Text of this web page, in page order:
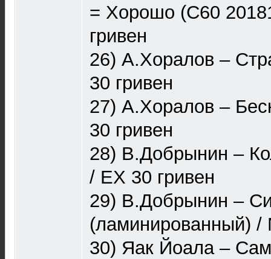
= Хорошо (С60
гривен
26) А.Хоралов –
30 гривен
27) А.Хоралов –
30 гривен
28) В.Добрынин –
/ EX 30 гривен
29) В.Добрынин –
(ламинированный) /
30) Яак Йоала –